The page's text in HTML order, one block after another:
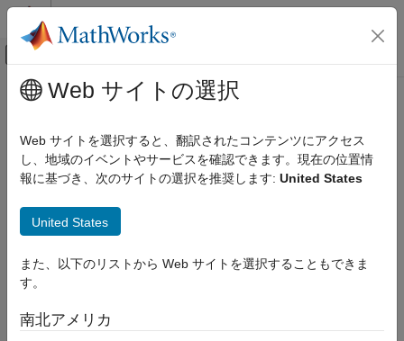
コンテンツへスキップ
オフキャンバス ナビゲーション メ
ドキュメンテーションのホーム
メインコンテンツ
この情報は役に立ちましたか？
Web サイトの選択
Web サイトを選択すると、翻訳されたコンテンツにアクセス
し、地域のイベントやサービスを確認できます。現在の位置情
報に基づき、次のサイトの選択を推奨します: United States
United States
また、以下のリストから Web サイトを選択することもできま
す。
南北アメリカ